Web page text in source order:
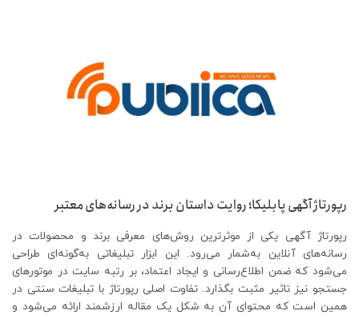
رپورتاژ آگهی پابلیکا؛ روایت داستان برند در رسانه‌های معتبر
رپورتاژ آگهی یکی از موثرترین روش‌های معرفی برند و محصولات در
رسانه‌های آنلاین به‌شمار می‌رود. این ابزار تبلیغاتی به‌گونه‌ای طراحی
می‌شود که ضمن اطلاع‌رسانی و ایجاد اعتماد، بر رتبه سایت در موتورهای
جستجو نیز تاثیر مثبت بگذارد. تفاوت اصلی رپورتاژ با تبلیغات سنتی در
همین است که محتوای آن به شکل یک مقاله ارزشمند ارائه می‌شود و